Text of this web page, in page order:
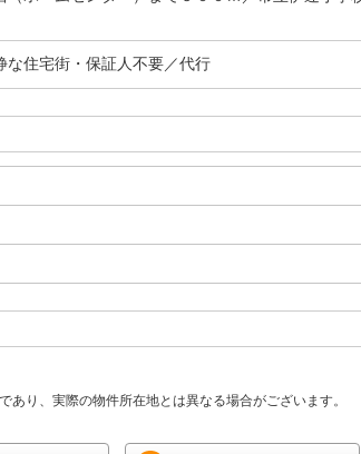
な住宅街・保証人不要／代行
り、実際の物件所在地とは異なる場合がございます。